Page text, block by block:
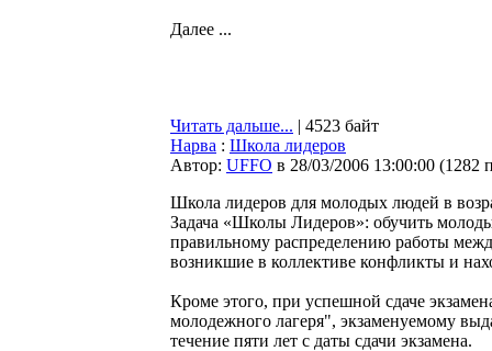
Далее ...
Читать дальше... | 4523 байт
Нарва : Школа лидеров
Автор: UFFO в 28/03/2006 13:00:00 (1282
Школа лидеров для молодых людей в
Задача «Школы Лидеров»: обучить
правильному распределению работы
возникшие в коллективе конфликты и
Кроме этого, при успешной сдаче
молодежного лагеря", экзаменуемому
течение пяти лет с даты сдачи экзамена.